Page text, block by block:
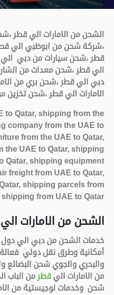
الشحن من الامارات الي قطر
،شركة شحن من ابوظبي الي
قطر ،شحن سيارات من دبي
الي قطر ،شحن معدات من
دبي الي قطر ،شحن بري من
الامارات الي قطر ،شحن تخزين
to Qatar, shipping from the
company from the UAE to
from the UAE to Qatar,
the UAE to Qatar, shipping
Qatar, shipping equipment
freight from UAE to Qatar,
shipping parcels from
from UAE to Qatar,
الشحن من الامارات
خدمات الشحن من دبي الي دول
أمكانية وطرق نقل دولي
والبحري والجوي شحن البضائع
من الامارات الي قطر من الباب
شحن وخدمات لوجيستية من